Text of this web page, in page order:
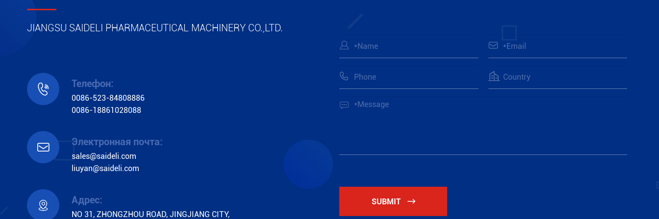
меньше энергопотребления, она очень популярна
Посмотреть ещё
JIANGSU SAIDELI PHARMACEUTICAL MACHINERY CO.,LTD.
 Телефон:
0086-523-84808886
0086-18861028088
 Электронная почта:
sales@saideli.com
liuyan@saideli.com
 Адрес:
NO 31, ZHONGZHOU ROAD, JINGJIANG CITY,
 
 

SUBMIT 